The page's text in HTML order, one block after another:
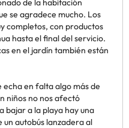
de la habitación
se agradece mucho. Los
completos, con productos
hasta el final del servicio.
en el jardín también están
echa en falta algo más de
niños no nos afectó
bajar a la playa hay una
un autobús lanzadera al